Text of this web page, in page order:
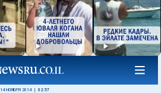
14 НОЯБРЯ 2014 02:57